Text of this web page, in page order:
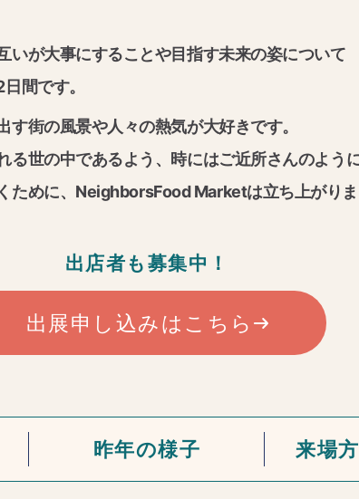
いが大事にすることや目指す未来の姿について
間です。
街の風景や人々の熱気が大好きです。
る世の中であるよう、時にはご近所さんのよう
ために、NeighborsFood Marketは立ち上がりま
出店者も募集中！
出展申し込みはこちら
昨年の様子 来場